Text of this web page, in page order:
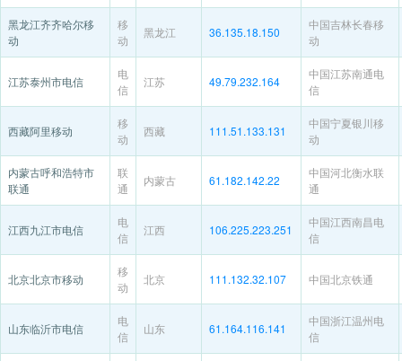
黑龙江齐齐哈尔移
动
移
动
黑龙江 36.135.18.150
中国吉林长春移
动
江苏泰州市电信
电
信
江苏 49.79.232.164
中国江苏南通电
信
西藏阿里移动
移
动
西藏 111.51.133.131
中国宁夏银川移
动
内蒙古呼和浩特市
联通
联
通
内蒙古 61.182.142.22
中国河北衡水联
通
江西九江市电信
电
信
江西 106.225.223.251
中国江西南昌电
信
北京北京市移动
移
动
北京 111.132.32.107 中国北京铁通
山东临沂市电信
电
信
山东 61.164.116.141
中国浙江温州电
信